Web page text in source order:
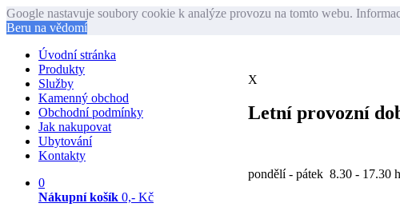
Google nastavuje soubory cookie k analýze provozu na tomto webu.
Beru na vědomí
X
Letní provozní
pondělí - pátek 8.30 - 17.30
Úvodní stránka
Produkty
Služby
Kamenný obchod
Obchodní podmínky
Jak nakupovat
Ubytování
Kontakty
0
Nákupní košík 0,- Kč